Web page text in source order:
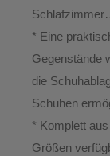
* Eine
Gegenstände
die
Schuhen
* Komplett
Größen